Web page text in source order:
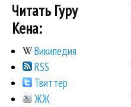
Читать Гуру
Кена:
Википедия
RSS
Твиттер
ЖЖ